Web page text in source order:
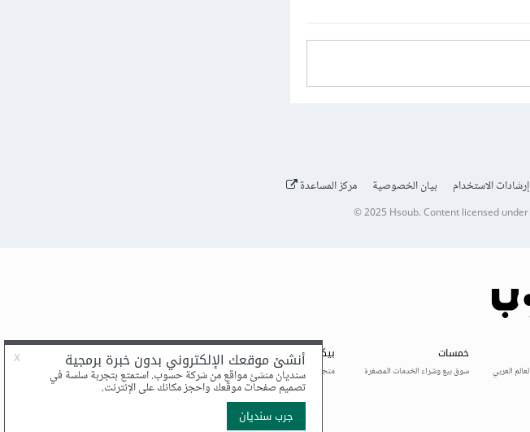
إرشادات الاستخدام بيان الخصوصية مركز المساعدة
© 2025 Hsoub.Content licensed under